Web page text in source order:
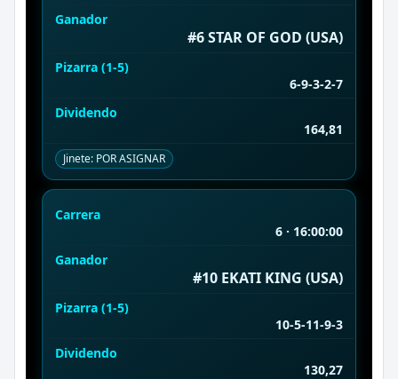
Ganador
#6 STAR OF GOD (USA)
Pizarra (1-5)
6-9-3-2-7
Dividendo
164,81
Jinete: POR ASIGNAR
Carrera
6 · 16:00:00
Ganador
#10 EKATI KING (USA)
Pizarra (1-5)
10-5-11-9-3
Dividendo
130,27